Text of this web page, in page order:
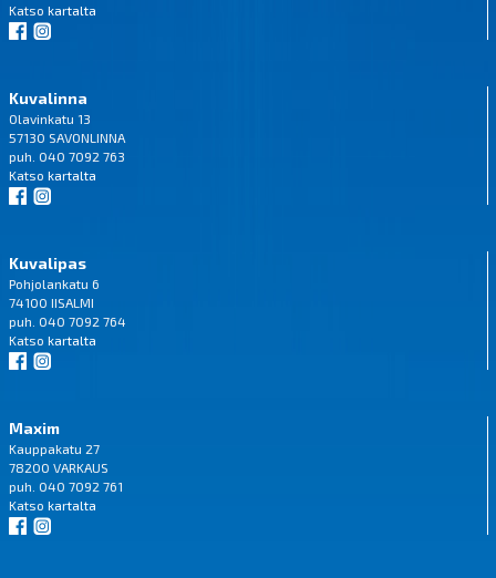
Katso kartalta
Kuvalinna
Olavinkatu 13
57130 SAVONLINNA
puh. 040 7092 763
Katso kartalta
Kuvalipas
Pohjolankatu 6
74100 IISALMI
puh. 040 7092 764
Katso kartalta
Maxim
Kauppakatu 27
78200 VARKAUS
puh. 040 7092 761
Katso kartalta